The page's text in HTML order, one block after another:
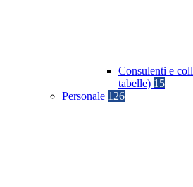
Consulenti e
tabelle) 15
Personale 126